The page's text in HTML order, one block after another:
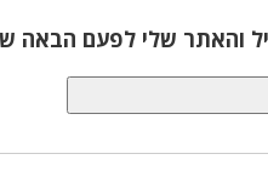
והאתר שלי לפעם הבאה